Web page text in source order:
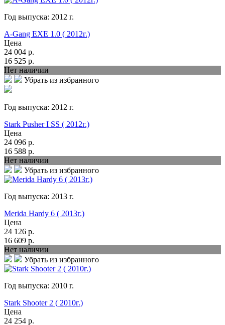
Год выпуска: 2012 г.
A-Gang EXE 1.0 ( 2012г.)
Цена
24 004 р.
16 525 р.
Нет наличии
Убрать из избранного
Год выпуска: 2012 г.
Stark Pusher I SS ( 2012г.)
Цена
24 096 р.
16 588 р.
Нет наличии
Убрать из избранного
Год выпуска: 2013 г.
Merida Hardy 6 ( 2013г.)
Цена
24 126 р.
16 609 р.
Нет наличии
Убрать из избранного
Год выпуска: 2010 г.
Stark Shooter 2 ( 2010г.)
Цена
24 254 р.